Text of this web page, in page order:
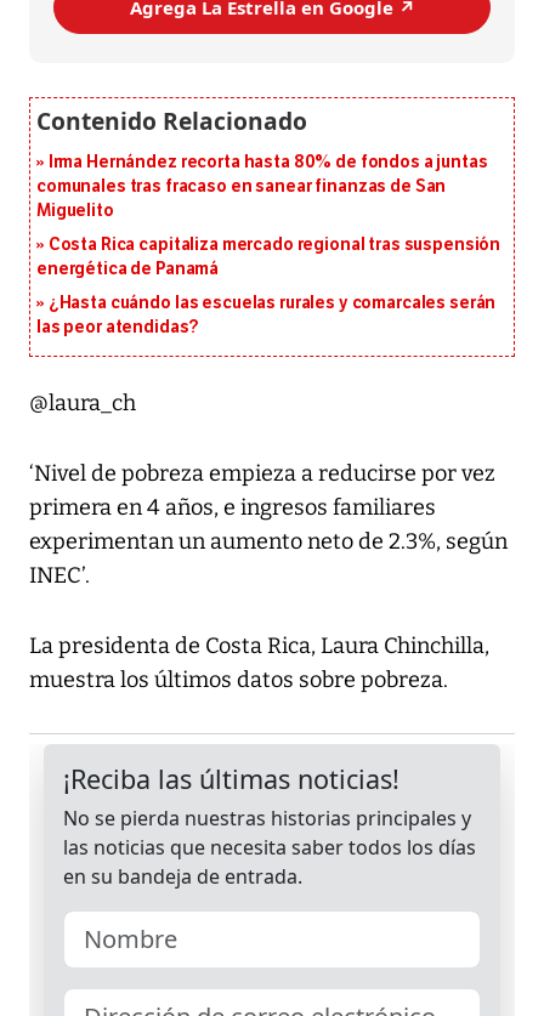
Agrega La Estrella en Google ↗️
Irma Hernández recorta hasta 80% de fondos a juntas
comunales tras fracaso en sanear finanzas de San
Miguelito
Costa Rica capitaliza mercado regional tras suspensión
energética de Panamá
¿Hasta cuándo las escuelas rurales y comarcales serán
las peor atendidas?
@laura_ch
‘Nivel de pobreza empieza a reducirse por vez
primera en 4 años, e ingresos familiares
experimentan un aumento neto de 2.3%, según
INEC’.
La presidenta de Costa Rica, Laura Chinchilla,
muestra los últimos datos sobre pobreza.